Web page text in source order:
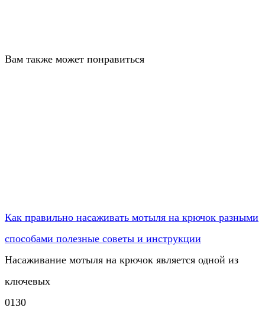
Вам также может понравиться
Как правильно насаживать мотыля на крючок разными
способами полезные советы и инструкции
Насаживание мотыля на крючок является одной из
ключевых
0130